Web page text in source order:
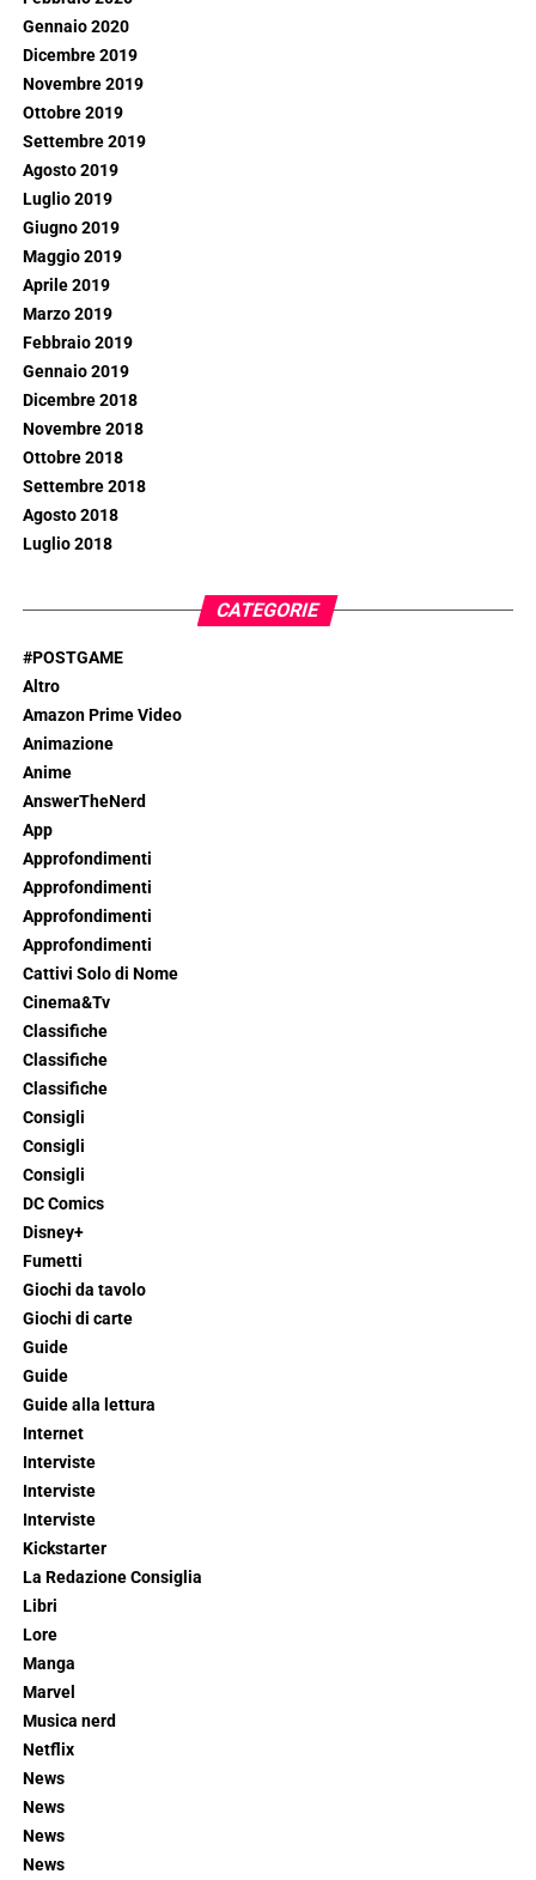
Gennaio 2020
Dicembre 2019
Novembre 2019
Ottobre 2019
Settembre 2019
Agosto 2019
Luglio 2019
Giugno 2019
Maggio 2019
Aprile 2019
Marzo 2019
Febbraio 2019
Gennaio 2019
Dicembre 2018
Novembre 2018
Ottobre 2018
Settembre 2018
Agosto 2018
Luglio 2018
CATEGORIE
#POSTGAME
Altro
Amazon Prime Video
Animazione
Anime
AnswerTheNerd
App
Approfondimenti
Approfondimenti
Approfondimenti
Approfondimenti
Cattivi Solo di Nome
Cinema&Tv
Classifiche
Classifiche
Classifiche
Consigli
Consigli
Consigli
DC Comics
Disney+
Fumetti
Giochi da tavolo
Giochi di carte
Guide
Guide
Guide alla lettura
Internet
Interviste
Interviste
Interviste
Kickstarter
La Redazione Consiglia
Libri
Lore
Manga
Marvel
Musica nerd
Netflix
News
News
News
News